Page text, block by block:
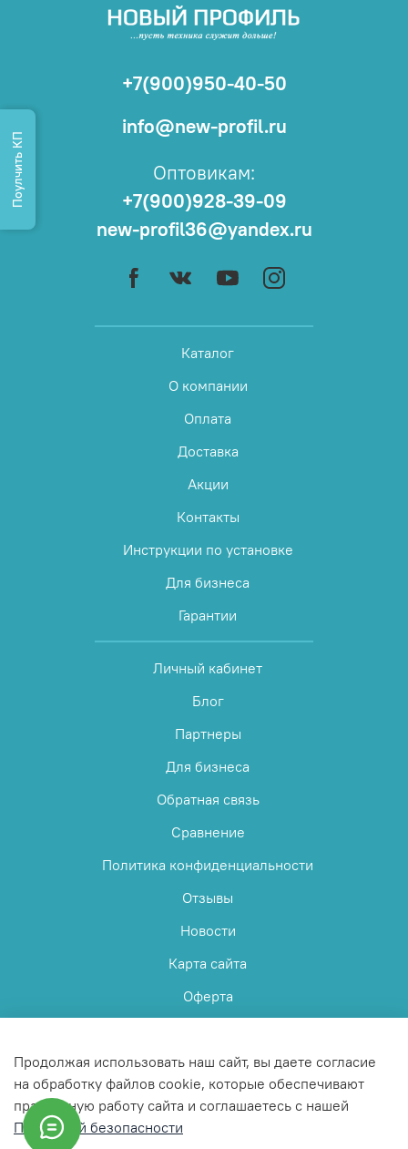
Каталог
О компании
Оплата
Доставка
Акции
Контакты
Инструкции по установке
Для бизнеса
Гарантии
Личный кабинет
Блог
Партнеры
Для бизнеса
Обратная связь
Сравнение
Политика конфиденциальности
Отзывы
Новости
Карта сайта
Оферта
+7(900)950-40-50
info@new-profil.ru
Оптовикам:
+7(900)928-39-09
new-profil36@yandex.ru
© 2025 Любое использование контента без письменного
Продолжая использовать наш сайт, вы даете согласие
на обработку файлов cookie, которые обеспечивают
правильную работу сайта и соглашаетесь с нашей
Политикой безопасности
Поулчить КП